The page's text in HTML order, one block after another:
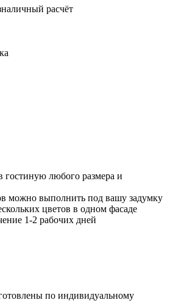
расчёт
гостиную любого размера и
можно выполнить под вашу задумку
цветов в одном фасаде
1-2 рабочих дней
по индивидуальному